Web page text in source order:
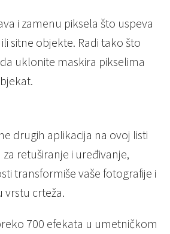
i zamenu piksela što uspeva
sitne objekte. Radi tako što
uklonite maskira pikselima
drugih aplikacija na ovoj listi
retuširanje i uređivanje,
transformiše vaše fotografije i
vrstu crteža.
700 efekata u umetničkom